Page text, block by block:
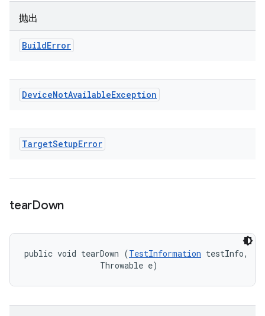
抛出
BuildError
DeviceNotAvailableException
TargetSetupError
tearDown
public void tearDown (TestInformation testInfo,
                Throwable e)